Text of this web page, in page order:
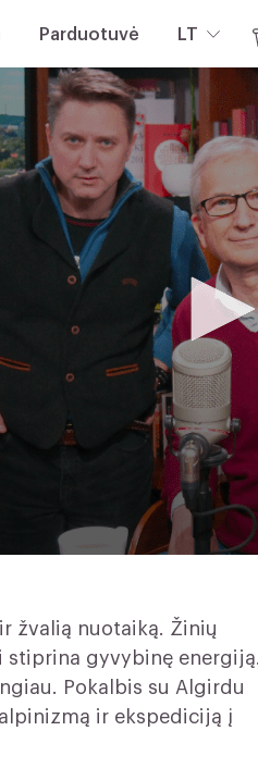
Parduotuvė LT
žvalią nuotaiką. Žinių
stiprina gyvybinę
Pokalbis su Algirdu
ir ekspediciją į